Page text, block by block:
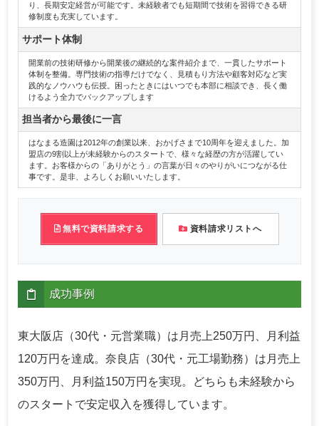
り、長期安定経営が可能です。未経験者でも短期間で技術を習得できる研
修制度も充実しています。
サポート体制
開業前の技術研修から開業後の継続的な案件紹介まで、一貫したサポート
体制を整備。専門技術の指導だけでなく、見積もり方法や顧客対応など実
践的なノウハウも伝授。困ったときにはいつでも本部に相談でき、長く働
けるよう全力でバックアップします
担当者から最後に一言
はなまる造園は2012年の創業以来、おかげさまで10周年を迎えました。加
盟店の9割以上が未経験からのスタートで、様々な経歴の方が活躍してい
ます。お客様からの「ありがとう」の言葉が日々のやりがいにつながる仕
事です。是非、よろしくお願いいたします。
無料で資料請求する 資料請求リストへ
成功事例
東大阪店（30代・元営業職）は月売上250万円、月利益
120万円を達成。奈良店（30代・元工場勤務）は月売上
350万円、月利益150万円を実現。どちらも未経験から
のスタートで安定収入を獲得しています。